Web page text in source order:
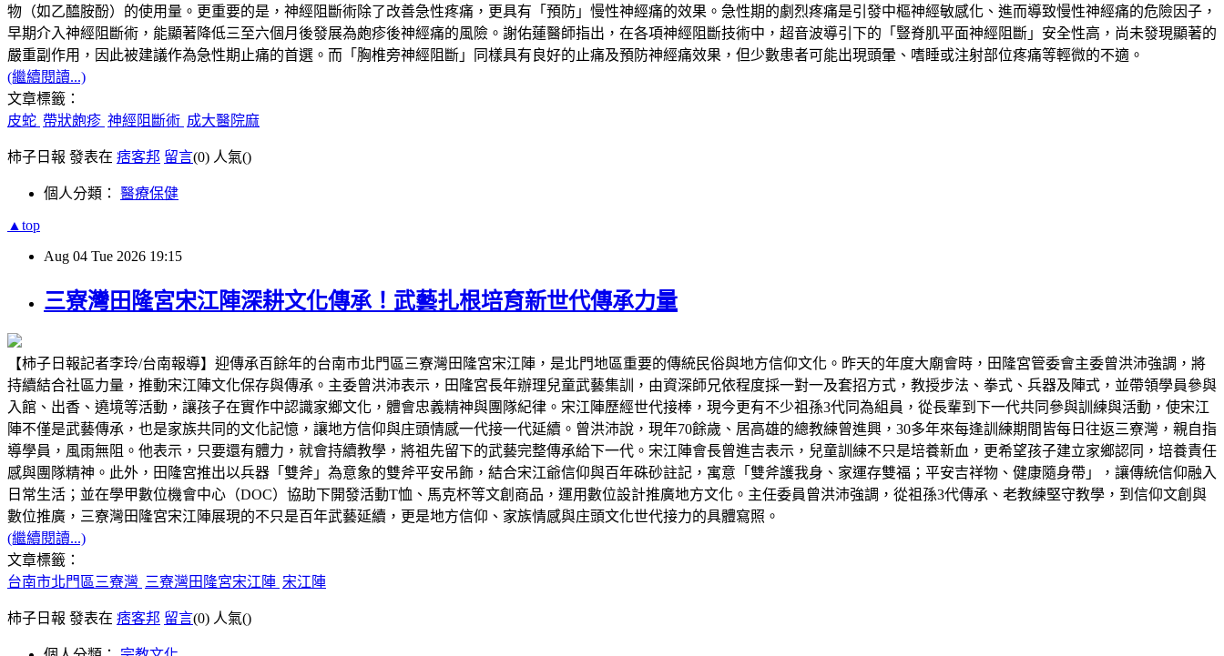
物（如乙醯胺酚）的使用量。更重要的是，神經阻斷術除了改善急性疼痛，更具有「預防」慢性神經痛的效果。急性期的劇烈疼痛是引發中樞神經敏感化、進而導致慢性神經痛的危險因子，
早期介入神經阻斷術，能顯著降低三至六個月後發展為皰疹後神經痛的風險。謝佑蓮醫師指出，在各項神經阻斷技術中，超音波導引下的「豎脊肌平面神經阻斷」安全性高，尚未發現顯著的
嚴重副作用，因此被建議作為急性期止痛的首選。而「胸椎旁神經阻斷」同樣具有良好的止痛及預防神經痛效果，但少數患者可能出現頭暈、嗜睡或注射部位疼痛等輕微的不適。
(繼續閱讀...)
文章標籤：
皮蛇 帶狀皰疹 神經阻斷術 成大醫院麻
柿子日報 發表在 痞客邦 留言(0) 人氣()
個人分類： 醫療保健
▲top
Aug 04 Tue 2026 19:15
三寮灣田隆宮宋江陣深耕文化傳承！武藝扎根培育新世代傳承力量
【柿子日報記者李玲/台南報導】迎傳承百餘年的台南市北門區三寮灣田隆宮宋江陣，是北門地區重要的傳統民俗與地方信仰文化。昨天的年度大廟會時，田隆宮管委會主委曾洪沛強調，將
持續結合社區力量，推動宋江陣文化保存與傳承。主委曾洪沛表示，田隆宮長年辦理兒童武藝集訓，由資深師兄依程度採一對一及套招方式，教授步法、拳式、兵器及陣式，並帶領學員參與
入館、出香、遶境等活動，讓孩子在實作中認識家鄉文化，體會忠義精神與團隊紀律。宋江陣歷經世代接棒，現今更有不少祖孫3代同為組員，從長輩到下一代共同參與訓練與活動，使宋江
陣不僅是武藝傳承，也是家族共同的文化記憶，讓地方信仰與庄頭情感一代接一代延續。曾洪沛說，現年70餘歲、居高雄的總教練曾進興，30多年來每逢訓練期間皆每日往返三寮灣，親自指
導學員，風雨無阻。他表示，只要還有體力，就會持續教學，將祖先留下的武藝完整傳承給下一代。宋江陣會長曾進吉表示，兒童訓練不只是培養新血，更希望孩子建立家鄉認同，培養責任
感與團隊精神。此外，田隆宮推出以兵器「雙斧」為意象的雙斧平安吊飾，結合宋江爺信仰與百年硃砂註記，寓意「雙斧護我身、家運存雙福；平安吉祥物、健康隨身帶」，讓傳統信仰融入
日常生活；並在學甲數位機會中心（DOC）協助下開發活動T恤、馬克杯等文創商品，運用數位設計推廣地方文化。主任委員曾洪沛強調，從祖孫3代傳承、老教練堅守教學，到信仰文創與
數位推廣，三寮灣田隆宮宋江陣展現的不只是百年武藝延續，更是地方信仰、家族情感與庄頭文化世代接力的具體寫照。
(繼續閱讀...)
文章標籤：
台南市北門區三寮灣 三寮灣田隆宮宋江陣 宋江陣
柿子日報 發表在 痞客邦 留言(0) 人氣()